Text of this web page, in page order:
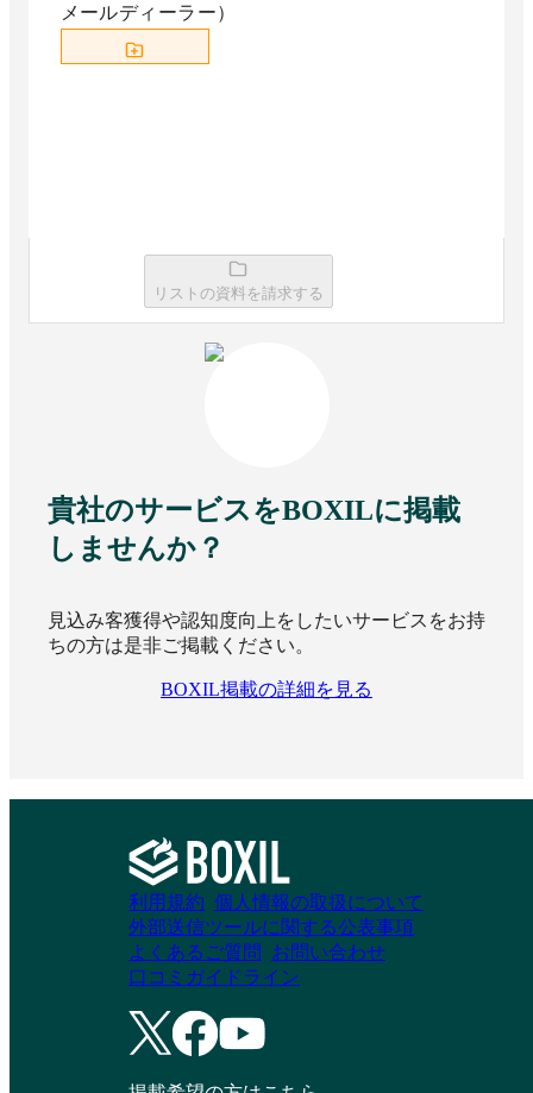
メールディーラー）
リストの資料を請求する
貴社のサービスをBOXILに掲載
しませんか？
見込み客獲得や認知度向上をしたいサービスをお持
ちの方は是非ご掲載ください。
BOXIL掲載の詳細を見る
利用規約 個人情報の取扱について
外部送信ツールに関する公表事項
よくあるご質問
お問い合わせ
口コミガイドライン